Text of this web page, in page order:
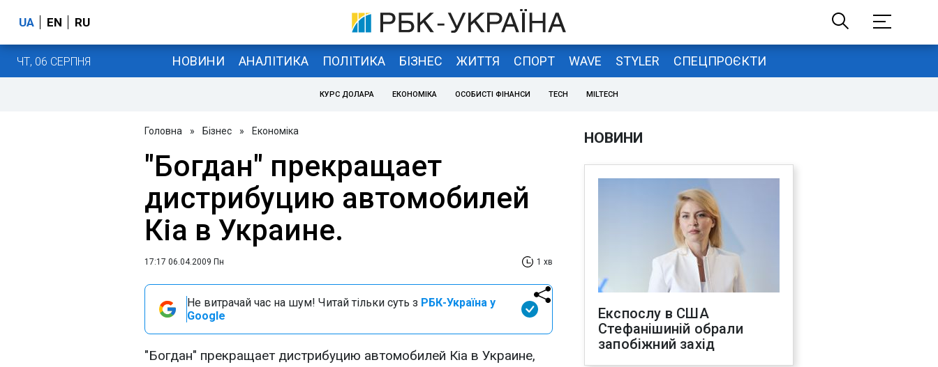
UA EN RU
ЧТ, 06 СЕРПНЯ НОВИНИ АНАЛІТИКА ПОЛІТИКА БІЗНЕС ЖИТТЯ СПОРТ WAVE STYLER СПЕЦПРОЄКТИ
КУРС ДОЛАРА ЕКОНОМІКА ОСОБИСТІ ФІНАНСИ TECH MILTECH
Головна » Бізнес » Економіка
"Богдан" прекращает
дистрибуцию автомобилей
Кia в Украине.
17:17 06.04.2009 Пн 1 хв
Не витрачай час на шум! Читай тільки суть з РБК-Україна у
Google
"Богдан" прекращает дистрибуцию автомобилей Кia в Украине,
НОВИНИ
Експослу в США
Стефанішиній обрали
запобіжний захід